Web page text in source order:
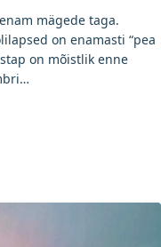
mägede taga.
on enamasti “pea
on mõistlik enne